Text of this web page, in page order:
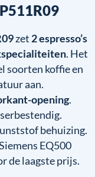
zet 2 espresso’s
. Het
soorten koffie en
aan.
opening.
behuizing.
EQ500
de laagste prijs.